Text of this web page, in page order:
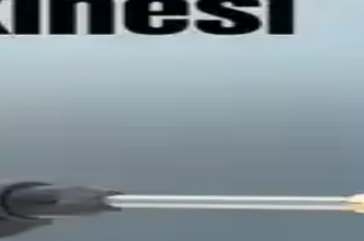
Alüminyum yapısı hafiflik ve dayanıklılık
temiz ve hassas kesimler sağlar.
Kılavuzu